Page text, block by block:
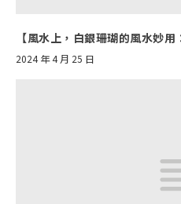
【風水上，白銀珊瑚的風水妙用
2024 年 4 月 25 日